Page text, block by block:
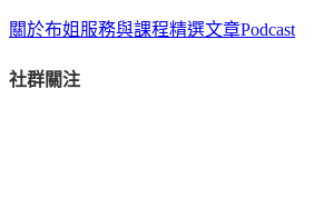
關於布姐 服務與課程精選文章Podcast
社群關注